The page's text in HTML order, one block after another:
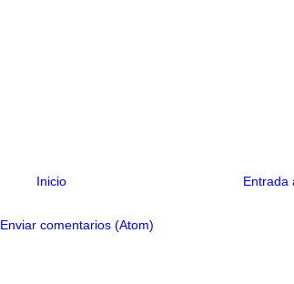
Entrada
Inicio
Enviar comentarios (Atom)